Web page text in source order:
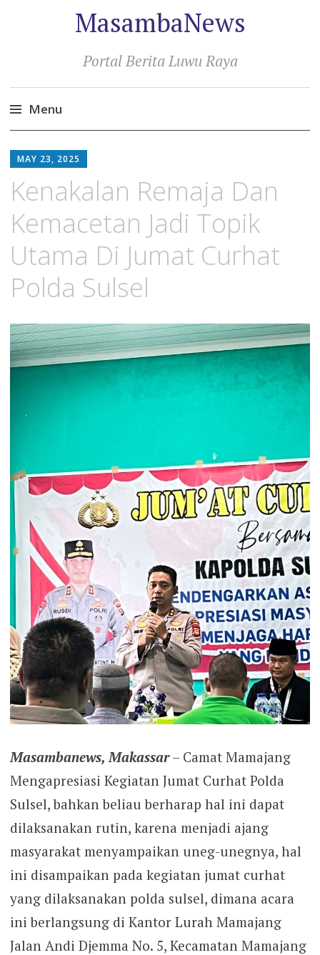
MasambaNews
Portal Berita Luwu Raya
Menu
to
MAY 23, 2025
Kenakalan Remaja Dan
Kemacetan Jadi Topik
Utama Di Jumat Curhat
Polda Sulsel
Masambanews, Makassar– Camat Mamajang
Mengapresiasi Kegiatan Jumat Curhat Polda
Sulsel, bahkan beliau berharap hal ini dapat
dilaksanakan rutin, karena menjadi ajang
masyarakat menyampaikan uneg-unegnya, hal
ini disampaikan pada kegiatan jumat curhat
yang dilaksanakan polda sulsel, dimana acara
ini berlangsung di Kantor Lurah Mamajang
Jalan Andi Djemma No. 5, Kecamatan Mamajang